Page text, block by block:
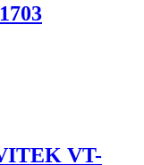
VT-